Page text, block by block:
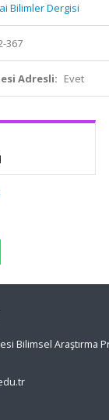
Bilimler Dergisi
367
Adresli: Evet
Bilimsel Araştırma